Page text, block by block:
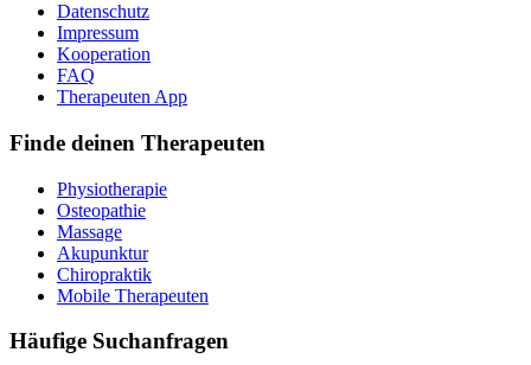
Datenschutz
Impressum
Kooperation
FAQ
Therapeuten App
Finde deinen Therapeuten
Physiotherapie
Osteopathie
Massage
Akupunktur
Chiropraktik
Mobile Therapeuten
Häufige Suchanfragen